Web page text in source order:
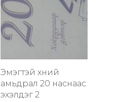
Эмэгтэй хүний
амьдрал 20 наснаас
эхэлдэг 2